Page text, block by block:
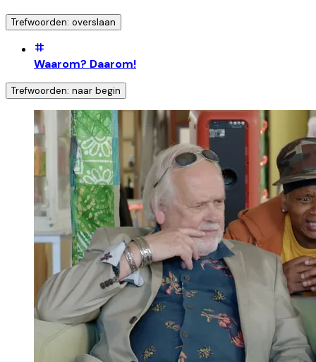
Trefwoorden: overslaan
Waarom? Daarom!
Trefwoorden: naar begin